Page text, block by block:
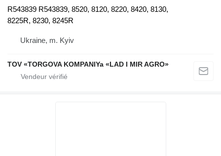
R543839 R543839, 8520, 8120, 8220, 8420, 8130,
8225R, 8230, 8245R
Ukraine, m. Kyiv
TOV «TORGOVA KOMPANIYa «LAD I MIR AGRO»